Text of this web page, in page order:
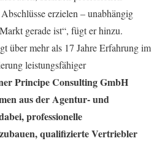
erzielen – unabhängig
gerade ist“, fügt er hinzu.
über mehr als 17 Jahre Erfahrung im
leistungsfähiger
Principe Consulting GmbH
aus der Agentur- und
professionelle
qualifizierte Vertriebler